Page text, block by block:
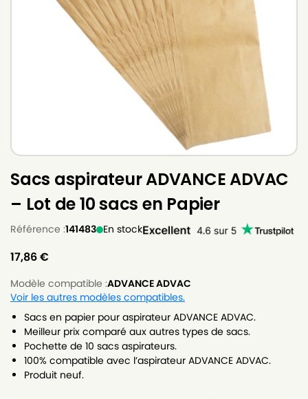
Sacs aspirateur ADVANCE ADVAC
– Lot de 10 sacs en Papier
Référence :141483 En stock
17,86€
Modèle compatible :ADVANCE ADVAC
Voir les autres modèles compatibles.
Sacs en papier pour aspirateur ADVANCE ADVAC.
Meilleur prix comparé aux autres types de sacs.
Pochette de 10 sacs aspirateurs.
100% compatible avec l’aspirateur ADVANCE ADVAC.
Produit neuf.